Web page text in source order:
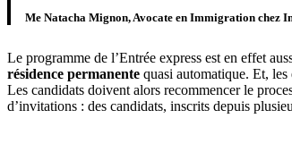
Me Natacha Mignon, Avocate en Immigration chez
Le programme de l’Entrée express est en effet
résidence permanente quasi automatique. Et,
Les candidats doivent alors recommencer le
d’invitations : des candidats, inscrits depuis